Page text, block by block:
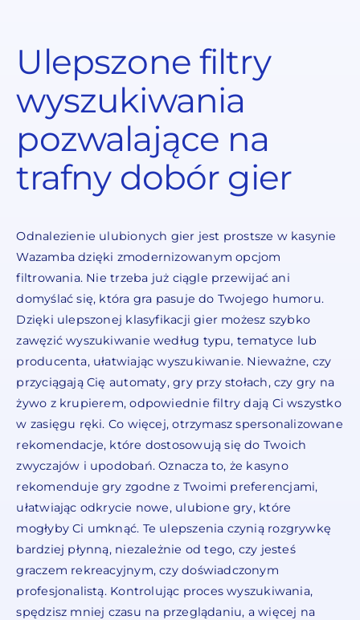
Ulepszone filtry
wyszukiwania
pozwalające na
trafny dobór gier
Odnalezienie ulubionych gier jest prostsze w kasynie
Wazamba dzięki zmodernizowanym opcjom
filtrowania. Nie trzeba już ciągle przewijać ani
domyślać się, która gra pasuje do Twojego humoru.
Dzięki ulepszonej klasyfikacji gier możesz szybko
zawęzić wyszukiwanie według typu, tematyce lub
producenta, ułatwiając wyszukiwanie. Nieważne, czy
przyciągają Cię automaty, gry przy stołach, czy gry na
żywo z krupierem, odpowiednie filtry dają Ci wszystko
w zasięgu ręki. Co więcej, otrzymasz spersonalizowane
rekomendacje, które dostosowują się do Twoich
zwyczajów i upodobań. Oznacza to, że kasyno
rekomenduje gry zgodne z Twoimi preferencjami,
ułatwiając odkrycie nowe, ulubione gry, które
mogłyby Ci umknąć. Te ulepszenia czynią rozgrywkę
bardziej płynną, niezależnie od tego, czy jesteś
graczem rekreacyjnym, czy doświadczonym
profesjonalistą. Kontrolując proces wyszukiwania,
spędzisz mniej czasu na przeglądaniu, a więcej na